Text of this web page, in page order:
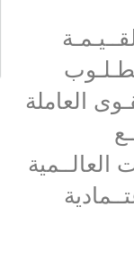
العاملة